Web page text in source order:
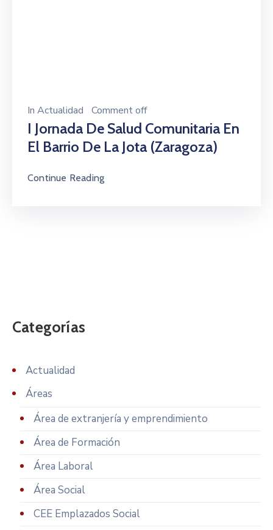
In Actualidad Comment off
I Jornada De Salud Comunitaria En
El Barrio De La Jota (Zaragoza)
Continue Reading
Categorías
Actualidad
Áreas
Área de extranjería y emprendimiento
Área de Formación
Área Laboral
Área Social
CEE Emplazados Social